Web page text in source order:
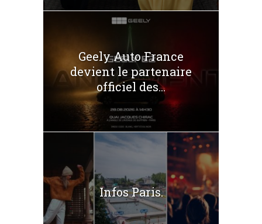
Geely Auto France
devient le partenaire
officiel des...
Infos Paris.